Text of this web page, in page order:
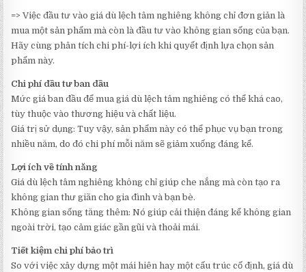
=> Việc đầu tư vào giá dù lệch tâm nghiêng không chỉ đơn giản là
mua một sản phẩm mà còn là đầu tư vào không gian sống của bạn.
Hãy cùng phân tích chi phí-lợi ích khi quyết định lựa chọn sản
phẩm này.
Chi phí đầu tư ban đầu
Mức giá ban đầu để mua giá dù lệch tâm nghiêng có thể khá cao,
tùy thuộc vào thương hiệu và chất liệu.
Giá trị sử dụng: Tuy vậy, sản phẩm này có thể phục vụ bạn trong
nhiều năm, do đó chi phí mỗi năm sẽ giảm xuống đáng kể.
Lợi ích về tính năng
Giá dù lệch tâm nghiêng không chỉ giúp che nắng mà còn tạo ra
không gian thư giãn cho gia đình và bạn bè.
Không gian sống tăng thêm: Nó giúp cải thiện đáng kể không gian
ngoài trời, tạo cảm giác gần gũi và thoải mái.
Tiết kiệm chi phí bảo trì
So với việc xây dựng một mái hiên hay một cấu trúc cố định, giá dù